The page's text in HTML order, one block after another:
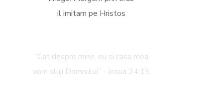
“Cat despre mine, eu si casa mea
vom sluji Domnului” - Iosua 24:15